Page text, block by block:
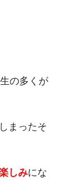
の多くが
まったそ
しみにな